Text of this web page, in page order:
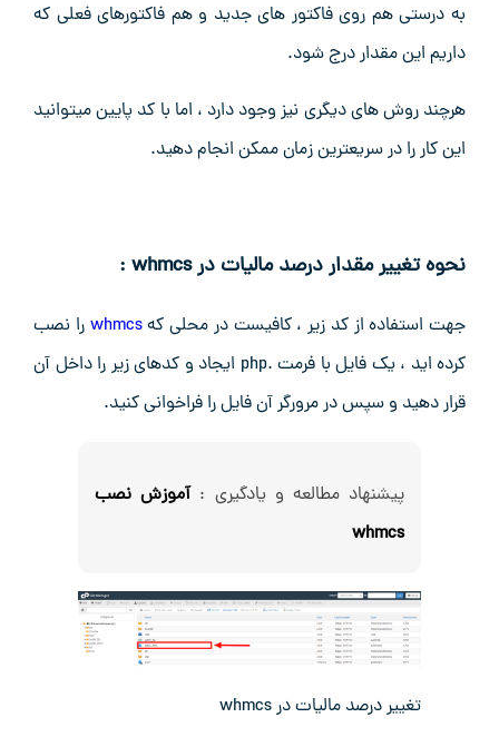
به درستی هم روی فاکتور های جدید و هم فاکتورهای فعلی که
داریم این مقدار درج شود.
هرچند روش های دیگری نیز وجود دارد ، اما با کد پایین میتوانید
این کار را در سریعترین زمان ممکن انجام دهید.
نحوه تغییر مقدار درصد مالیات در whmcs :
جهت استفاده از کد زیر ، کافیست در محلی کهwhmcs را نصب
کرده اید ، یک فایل با فرمت .php ایجاد و کدهای زیر را داخل آن
قرار دهید و سپس در مرورگر آن فایل را فراخوانی کنید.
پیشنهاد مطالعه و یادگیری :آموزش نصب
whmcs
تغییر درصد مالیات در whmcs